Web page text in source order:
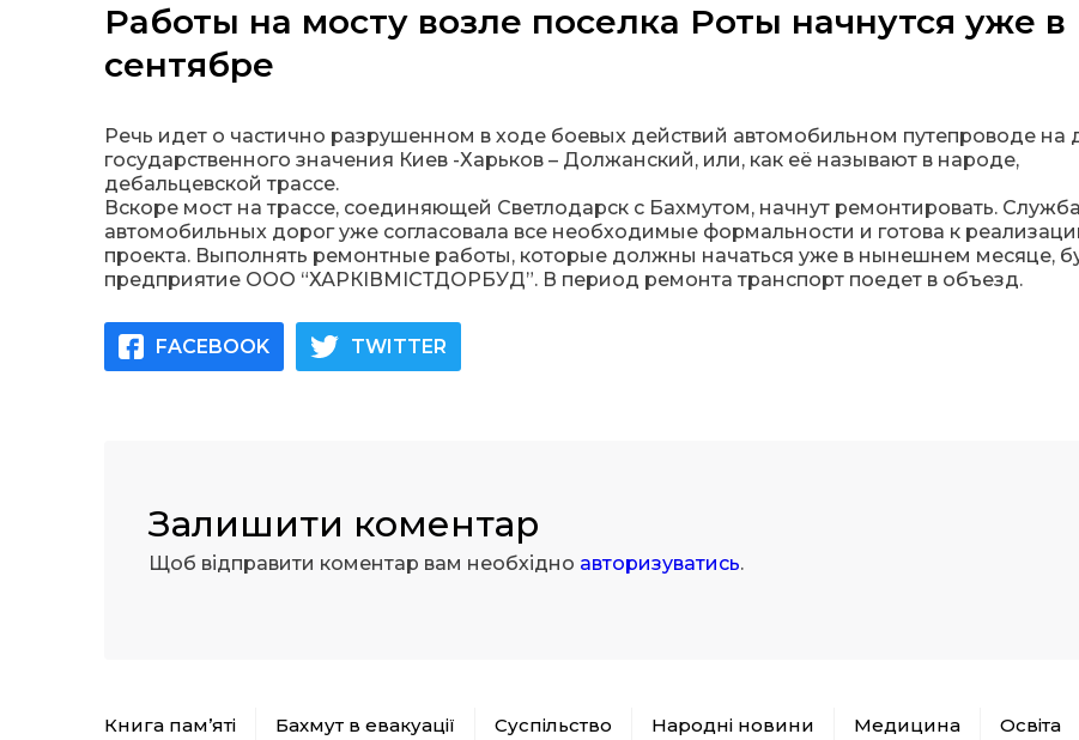
Работы на мосту возле поселка Роты начнутся уже в
сентябре
Речь идет о частично разрушенном в ходе боевых действий автомобильном путепроводе на
государственного значения Киев -Харьков – Должанский, или, как её называют в народе,
дебальцевской трассе.
Вскоре мост на трассе, соединяющей Светлодарск с Бахмутом, начнут ремонтировать. Служба
автомобильных дорог уже согласовала все необходимые формальности и готова к
проекта. Выполнять ремонтные работы, которые должны начаться уже в нынешнем месяце,
предприятие ООО “ХАРКІВМІСТДОРБУД”. В период ремонта транспорт поедет в объезд.
FACEBOOK TWITTER
Залишити коментар
Щоб відправити коментар вам необхідно авторизуватись.
Книга пам’яті Бахмут в евакуації Суспільство Народні новини Медицина Освіта